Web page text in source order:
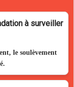
à surveiller
le soulèvement